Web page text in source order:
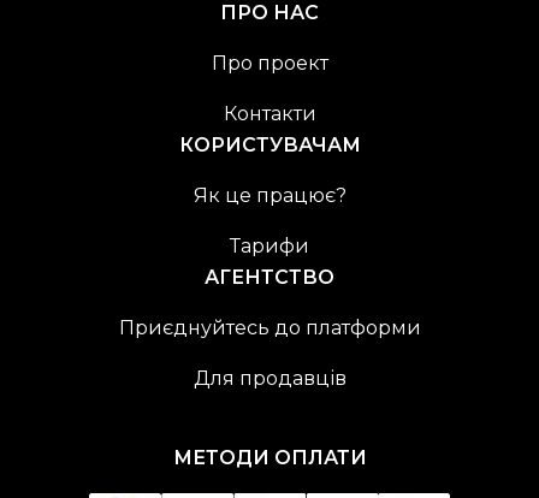
ПРО НАС
Про проект
Контакти
КОРИСТУВАЧАМ
Як це працює?
Тарифи
АГЕНТСТВО
Приєднуйтесь до платформи
Для продавців
МЕТОДИ ОПЛАТИ